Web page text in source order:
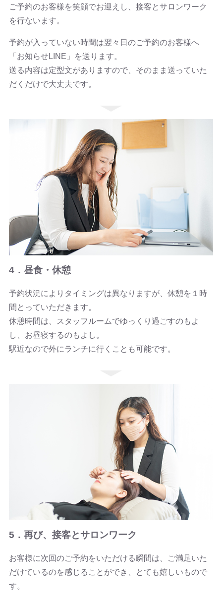
ご予約のお客様を笑顔でお迎えし、接客とサロンワーク
を行ないます。
予約が入っていない時間は翌々日のご予約のお客様へ
「お知らせLINE」を送ります。
送る内容は定型文がありますので、そのまま送っていた
だくだけで大丈夫です。
4．昼食・休憩
予約状況によりタイミングは異なりますが、休憩を１時
間とっていただきます。
休憩時間は、スタッフルームでゆっくり過ごすのもよ
し、お昼寝するのもよし。
駅近なので外にランチに行くことも可能です。
5．再び、接客とサロンワーク
お客様に次回のご予約をいただける瞬間は、ご満足いた
だけているのを感じることができ、とても嬉しいもので
す。